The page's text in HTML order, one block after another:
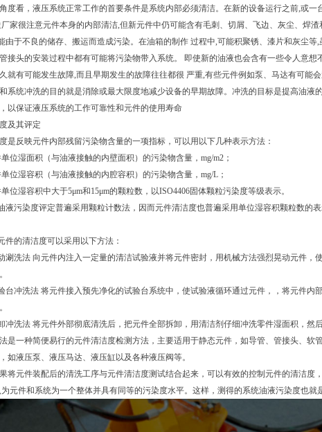
看，液压系统正常工作的首要条件是系统内部必须清洁。在新的设备运行之前,或一
家很注意元件本身的内部清洁,但新元件中仍可能含有毛刺、切屑、飞边、灰尘、焊渣
于不良的储存、搬运而造成污染。在油箱的制作 过程中,可能积聚锈、漆片和灰尘等
接头的安装过程中都有可能将污染物带入系统。 即使新的油液也会含有一些令人意
就有可能发生故障,而且早期发生的故障往往都很 严重,有些元件例如泵、马达有可能会
统冲洗的目的就是消除或最大限度地减少设备的早期故障。冲洗的目标是提高油液
以保证液压系统的工作可靠性和元件的使用寿命
及其评定
反映元件内部残留污染物含量的一项指标，可以用以下几种表示方法：
位湿面积（与油液接触的内壁面积）的污染物含量，mg/m2；
位湿容积（与油液接触的内腔容积）的污染物含量，mg/L；
湿容积中大于5μm和15μm的颗粒数，以ISO4406固体颗粒污染度等级表示。
污染度评定普遍采用颗粒计数法，因而元件清洁度也普遍采用单位湿容积颗粒数的表
的清洁度可以采用以下方法：
洗法 向元件内注入一定量的清洁试验液并将元件密封，用机械方法强烈晃动元件，
冲洗法 将元件接入预先净化的试验台系统中，使试验液循环通过元件，，将元件内
洗法 将元件外部彻底清洗后，把元件全部拆卸，用清洁剂仔细冲洗零件湿面积，然后
一种简便易行的元件清洁度检测方法，主要适用于静态元件，如导管、管接头、软
如液压泵、液压马达、液压缸以及各种液压阀等。
元件装配后的清洗工序与元件清洁度测试结合起来，可以有效的控制元件的清洁度
元件和系统为一个整体并具有同等的污染度水平。这样，测得的系统油液污染度也就